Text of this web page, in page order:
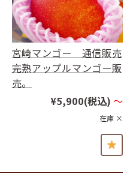
宮崎マンゴー 通信販売
完熟アップルマンゴー販
売。
¥5,900(税込) ～
在庫 ×